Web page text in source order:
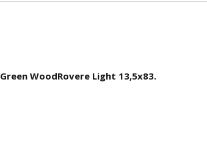
Green WoodRovere Light 13,5x83.